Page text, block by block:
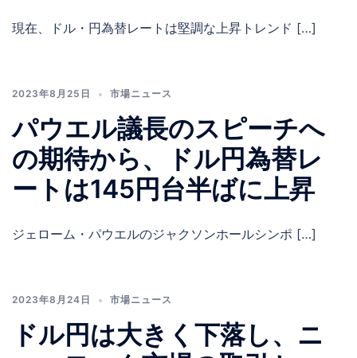
現在、ドル・円為替レートは堅調な上昇トレンド […]
2023年8月25日 市場ニュース
パウエル議長のスピーチへ
の期待から、ドル円為替レ
ートは145円台半ばに上昇
ジェローム・パウエルのジャクソンホールシンポ […]
2023年8月24日 市場ニュース
ドル円は大きく下落し、ニ